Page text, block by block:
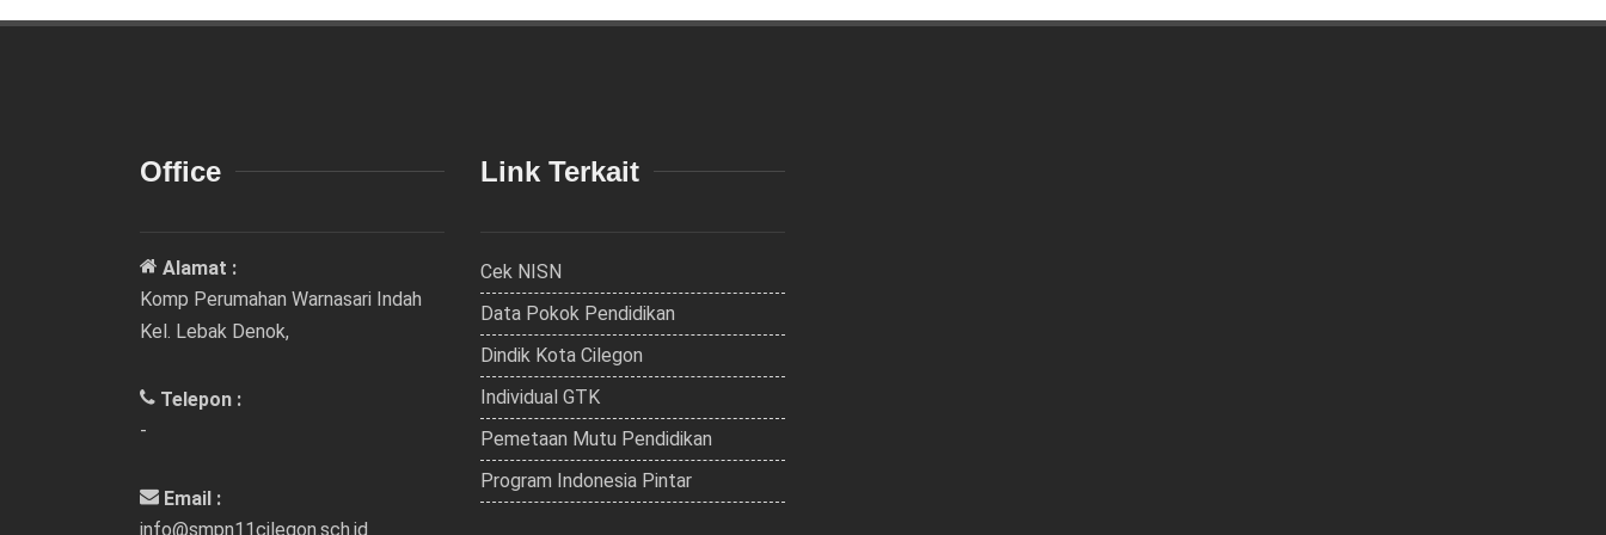
Office
Alamat :
Komp Perumahan Warnasari Indah
Kel. Lebak Denok,
Telepon :
-
Email :
info@smpn11cilegon.sch.id
Link Terkait
Cek NISN
Data Pokok Pendidikan
Dindik Kota Cilegon
Individual GTK
Pemetaan Mutu Pendidikan
Program Indonesia Pintar